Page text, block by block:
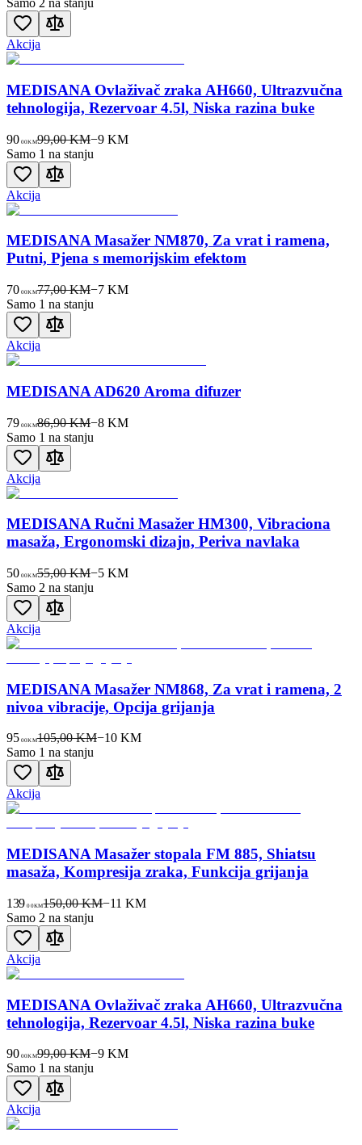
Samo 2 na stanju
Akcija
MEDISANA Ovlaživač zraka AH660, Ultrazvučna
tehnologija, Rezervoar 4.5l, Niska razina buke
90 00KM99,00 KM−9KM
Samo 1 na stanju
Akcija
MEDISANA Masažer NM870, Za vrat i ramena,
Putni, Pjena s memorijskim efektom
70 00KM77,00 KM−7KM
Samo 1 na stanju
Akcija
MEDISANA AD620 Aroma difuzer
79 00KM86,90 KM−8KM
Samo 1 na stanju
Akcija
MEDISANA Ručni Masažer HM300, Vibraciona
masaža, Ergonomski dizajn, Periva navlaka
50 00KM55,00 KM−5KM
Samo 2 na stanju
Akcija
MEDISANA Masažer NM868, Za vrat i ramena, 2
nivoa vibracije, Opcija grijanja
95 00KM105,00 KM−10KM
Samo 1 na stanju
Akcija
MEDISANA Masažer stopala FM 885, Shiatsu
masaža, Kompresija zraka, Funkcija grijanja
139 00KM150,00 KM−11 KM
Samo 2 na stanju
Akcija
MEDISANA Ovlaživač zraka AH660, Ultrazvučna
tehnologija, Rezervoar 4.5l, Niska razina buke
90 00KM99,00 KM−9KM
Samo 1 na stanju
Akcija